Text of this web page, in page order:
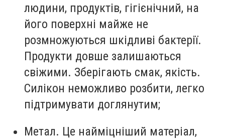
людини, продуктів, гігієнічний, на
його поверхні майже не
розмножуються шкідливі бактерії.
Продукти довше залишаються
свіжими. Зберігають смак, якість.
Силікон неможливо розбити, легко
підтримувати доглянутим;
Метал. Це найміцніший матеріал,